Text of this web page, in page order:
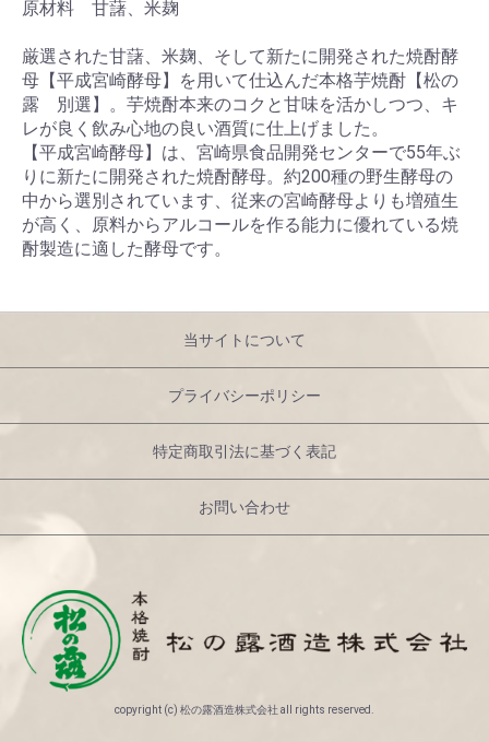
原材料 甘藷、米麹
厳選された甘藷、米麹、そして新たに開発された焼酎酵
母【平成宮崎酵母】を用いて仕込んだ本格芋焼酎【松の
露 別選】。芋焼酎本来のコクと甘味を活かしつつ、キ
レが良く飲み心地の良い酒質に仕上げました。
【平成宮崎酵母】は、宮崎県食品開発センターで55年ぶ
りに新たに開発された焼酎酵母。約200種の野生酵母の
中から選別されています、従来の宮崎酵母よりも増殖生
が高く、原料からアルコールを作る能力に優れている焼
酎製造に適した酵母です。
当サイトについて
プライバシーポリシー
特定商取引法に基づく表記
お問い合わせ
copyright (c) 松の露酒造株式会社 all rights reserved.